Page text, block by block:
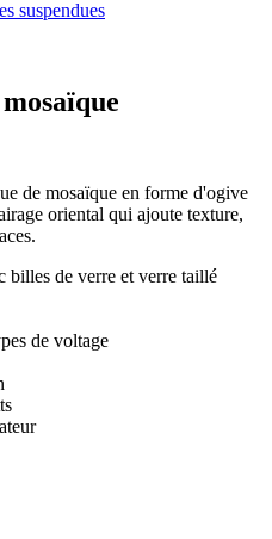
suspendues
de mosaïque en forme d'ogive
oriental qui ajoute texture,
billes de verre et verre taillé
de voltage